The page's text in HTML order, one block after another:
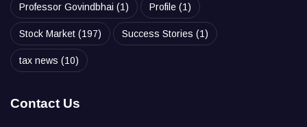
Professor Govindbhai (1) Profile (1)
Stock Market (197) Success Stories (1)
tax news (10)
Contact Us